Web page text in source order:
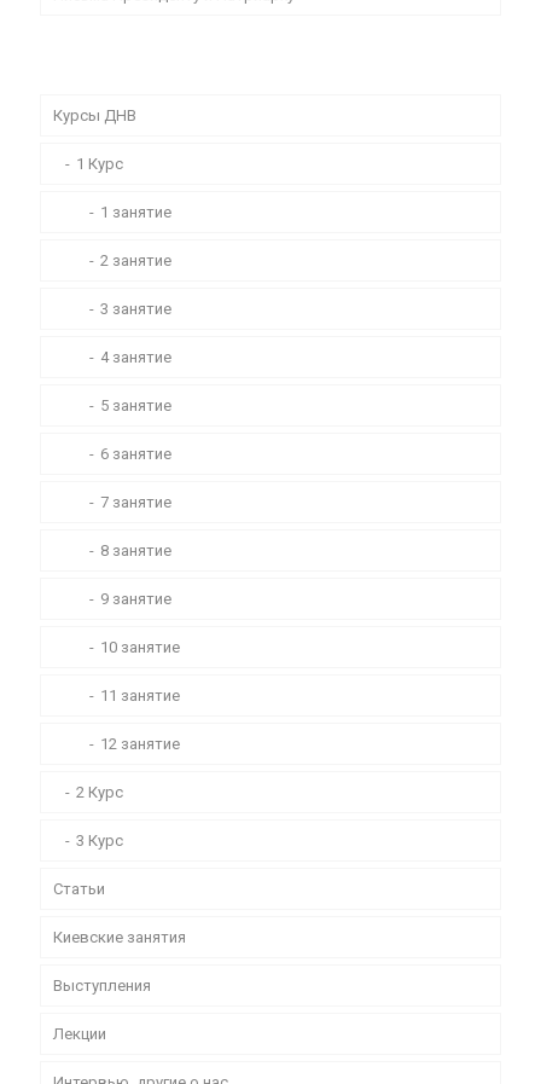
Курсы ДНВ
1 Курс
1 занятие
2 занятие
3 занятие
4 занятие
5 занятие
6 занятие
7 занятие
8 занятие
9 занятие
10 занятие
11 занятие
12 занятие
2 Курс
3 Курс
Статьи
Киевские занятия
Выступления
Лекции